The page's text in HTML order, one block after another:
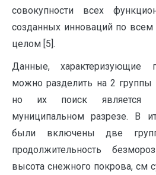
совокупности всех
созданных инноваций по
целом [5].
Данные, характеризующие
можно разделить на 2 группы
но их поиск является
муниципальном разрезе. В
были включены две
продолжительность
высота снежного покрова, см